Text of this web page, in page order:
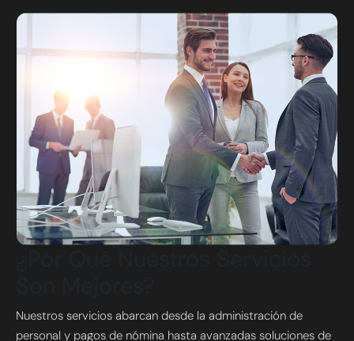
Nuestros servicios abarcan desde la administración de
personal y pagos de nómina hasta avanzadas soluciones de